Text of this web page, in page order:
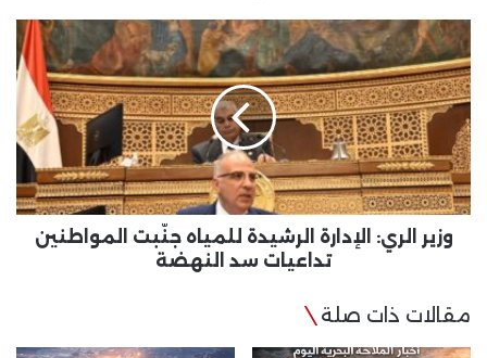
الري:
الإدارة
الرشيدة
للمياه
جنّبت
المواطنين
تداعيات
سد
النهضة
وزير الري: الإدارة الرشيدة للمياه جنّبت المواطنين
تداعيات سد النهضة
مقالات ذات صلة